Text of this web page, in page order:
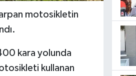
motosikletin
kara yolunda
kullanan